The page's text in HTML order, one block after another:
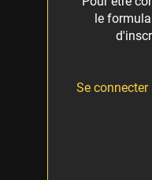
le
Se connecter